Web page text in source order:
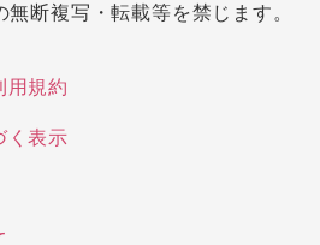
断複写・転載等を禁じます。
用規約
く表示